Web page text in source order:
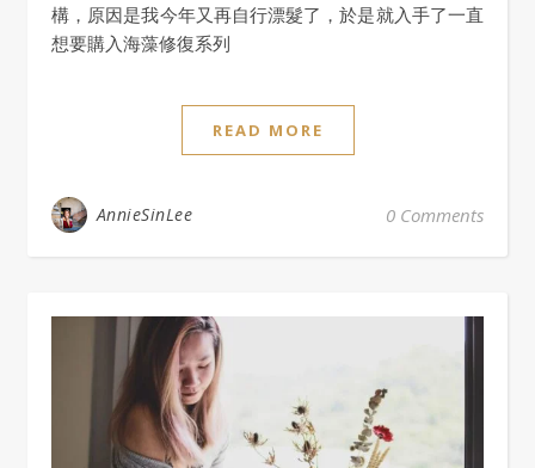
構，原因是我今年又再自行漂髮了，於是就入手了一直
想要購入海藻修復系列
READ MORE
AnnieSinLee 0 Comments